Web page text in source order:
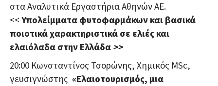
στα Αναλυτικά Εργαστήρια Αθηνών ΑΕ.
<< Υπολείμματα φυτοφαρμάκων και βασικά
ποιοτικά χαρακτηριστικά σε ελιές και
ελαιόλαδα στην Ελλάδα >>
20:00 Κωνσταντίνος Τσορώνης, Χημικός MSc,
γευσιγνώστης «Ελαιοτουρισμός, μια